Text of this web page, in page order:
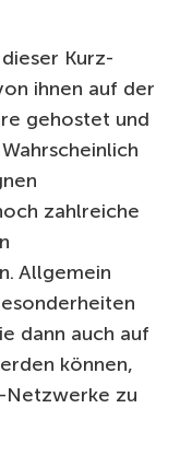
Kurz-
ihnen auf der
gehostet und
zahlreiche
Allgemein
dann auch auf
können,
zu